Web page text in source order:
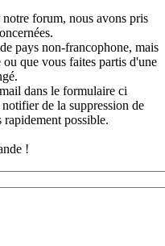
notre forum, nous avons pris
pays non-francophone, mais
que vous faites partis d'une
dans le formulaire ci
de la suppression de
rapidement possible.
!